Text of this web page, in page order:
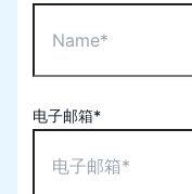
电子邮箱*